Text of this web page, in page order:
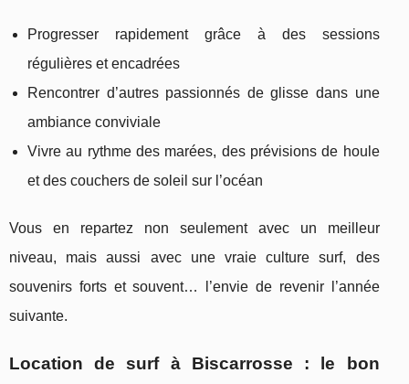
Progresser rapidement grâce à des sessions
régulières et encadrées
Rencontrer d’autres passionnés de glisse dans une
ambiance conviviale
Vivre au rythme des marées, des prévisions de houle
et des couchers de soleil sur l’océan
Vous en repartez non seulement avec un meilleur
niveau, mais aussi avec une vraie culture surf, des
souvenirs forts et souvent… l’envie de revenir l’année
suivante.
Location de surf à Biscarrosse : le bon